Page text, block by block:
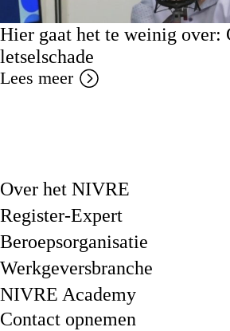
Hier gaat het te weinig over:
letselschade
Lees meer
Over het NIVRE
Register-Expert
Beroepsorganisatie
Werkgeversbranche
NIVRE Academy
Contact opnemen